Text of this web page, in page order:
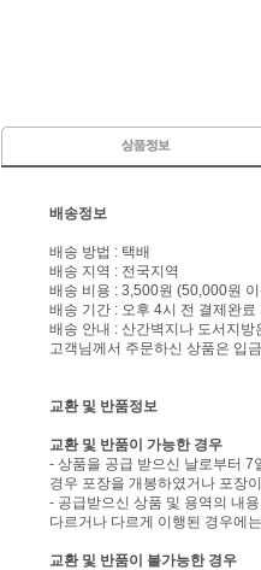
배송정보
배송 방법 : 택배
배송 지역 : 전국지역
배송 비용 : 3,500원 (50,000원
배송 기간 : 오후 4시 전 결제완료
배송 안내 : 산간벽지나 도서지
고객님께서 주문하신 상품은 입
교환 및 반품정보
교환 및 반품이 가능한 경우
- 상품을 공급 받으신 날로부터 7
경우 포장을 개봉하였거나 포장
- 공급받으신 상품 및 용역의 내
다르거나 다르게 이행된 경우에
교환 및 반품이 불가능한 경우